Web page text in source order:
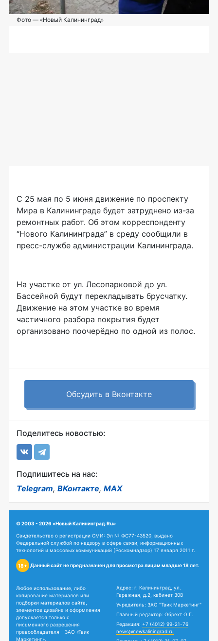
Фото — «Новый Калининград»
С 25 мая по 5 июня движение по проспекту
Мира в Калининграде будет затруднено из-за
ремонтных работ. Об этом корреспонденту
“Нового Калининграда” в среду сообщили в
пресс-службе администрации Калининграда.
На участке от ул. Лесопарковой до ул.
Бассейной будут перекладывать брусчатку.
Движение на этом участке во время
частичного разбора покрытия будет
организовано поочерёдно по одной из полос.
Обсудить в Вконтакте
Поделитесь новостью:
Подпишитесь на нас:
Telegram, ВКонтакте, MAX
© 2003 - 2026 «Новый Калининград.Ru»
Свидетельство о регистрации СМИ: Эл № ФС77-43520, выдано
Федеральной службой по надзору в сфере связи, информационных
технологий и массовых коммуникаций (Роскомнадзор) 17 января 2011 г.
18+ Данный сайт не предназначен для просмотра лицам младше 18 лет.
Любое использование, либо
копирование материалов или
подборки материалов сайта,
элементов дизайна и оформления
допускается только с
письменного разрешения
правообладателя - ЗАО «Твик
Маркетинг».
Адрес: г. Калининград, ул.
Гаражная, д.2, кабинет 308
Учредитель: ЗАО "Твик Маркетинг"
Главный редактор: Обрехт О.Г.
Редакция: +7 (4012) 99-21-76
news@newkaliningrad.ru